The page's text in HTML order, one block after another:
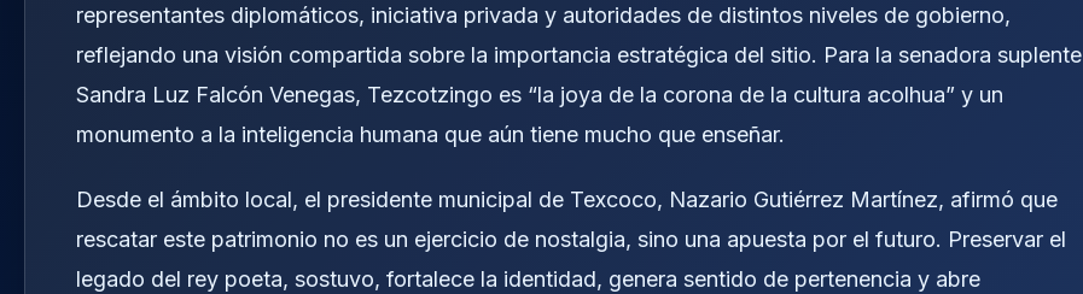
representantes diplomáticos, iniciativa privada y autoridades de distintos niveles de gobierno,
reflejando una visión compartida sobre la importancia estratégica del sitio. Para la senadora suplente
Sandra Luz Falcón Venegas, Tezcotzingo es “la joya de la corona de la cultura acolhua” y un
monumento a la inteligencia humana que aún tiene mucho que enseñar.
Desde el ámbito local, el presidente municipal de Texcoco, Nazario Gutiérrez Martínez, afirmó que
rescatar este patrimonio no es un ejercicio de nostalgia, sino una apuesta por el futuro. Preservar el
legado del rey poeta, sostuvo, fortalece la identidad, genera sentido de pertenencia y abre